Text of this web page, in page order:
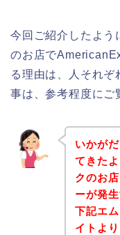
今回ご紹介したよう
のお店で
る理由は、人それ
事は、参考程度にご
いかが
てきた
クのお
ーが発
下記エ
イトよ